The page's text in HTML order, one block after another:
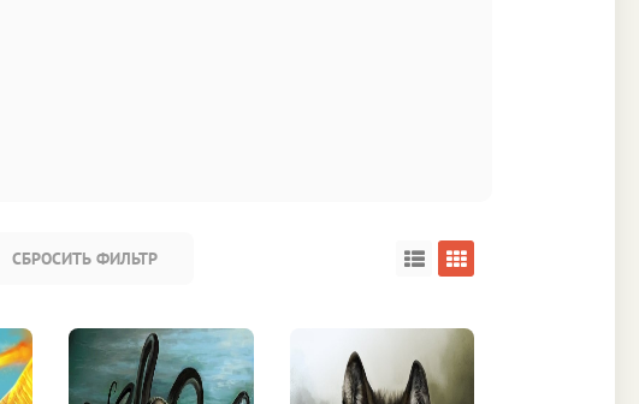
СБРОСИТЬ ФИЛЬТР